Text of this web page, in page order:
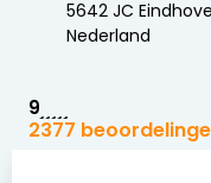
5642 JC
Nederland
9
2377